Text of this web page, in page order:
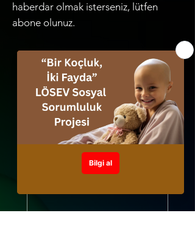
haberdar olmak isterseniz, lütfen
abone olunuz.
Adınız *
Soyadınız *
İlgilendiğiniz Webinar/Webinarlar